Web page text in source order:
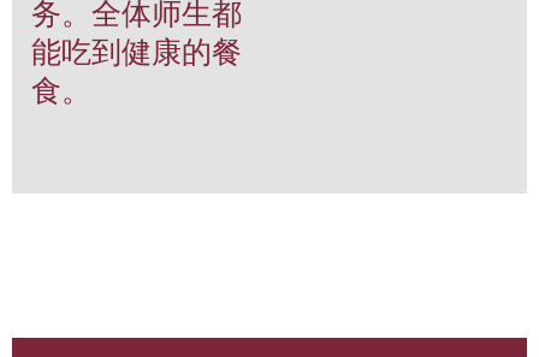
务。全体师生都
能吃到健康的餐
食。